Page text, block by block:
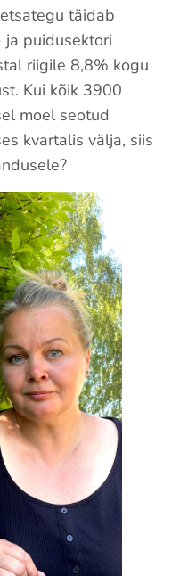
täidab
puidusektori
riigile 8,8% kogu
Kui kõik 3900
moel seotud
kvartalis välja, siis